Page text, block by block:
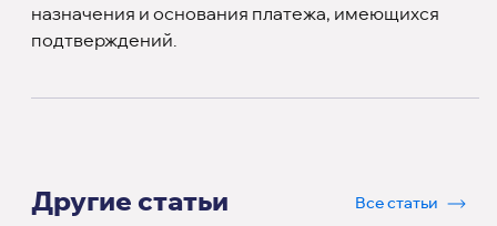
назначения и основания платежа, имеющихся
подтверждений.
Другие статьи Все статьи